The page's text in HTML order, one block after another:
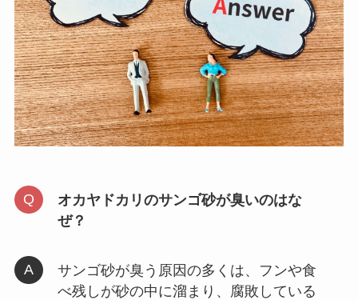
オカヤドカリのサンゴ砂が臭いのはな
ぜ？
サンゴ砂が臭う原因の多くは、フンや食
べ残しが砂の中に溜まり、腐敗している